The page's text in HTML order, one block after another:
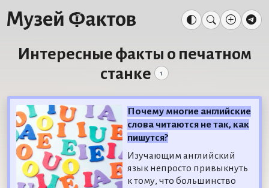
Интересные факты о печатном
станке
1
Почему многие английские
слова читаются не так, как
пишутся?
Изучающим английский
язык непросто привыкнуть
к тому, что большинство